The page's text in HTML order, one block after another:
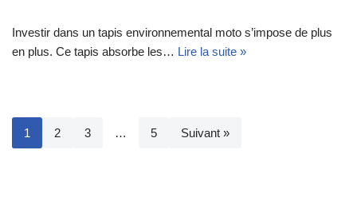
Investir dans un tapis environnemental moto s’impose de plus
en plus. Ce tapis absorbe les… Lire la suite »
1 2 3 … 5 Suivant »